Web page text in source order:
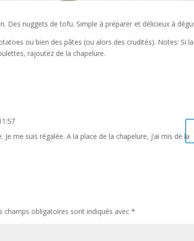
Des nuggets de tofu. Simple à préparer et délicieux à
ou bien des pâtes (ou alors des crudités). Notes: Si
rajoutez de la chapelure.
me suis régalée. A la place de la chapelure, j’ai mis de la
champs obligatoires sont indiqués avec*